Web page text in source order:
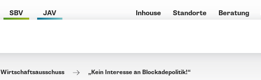
SBV JAV Inhouse Standorte Beratung
Wirtschaftsausschuss „Kein Interesse an Blockadepolitik!“